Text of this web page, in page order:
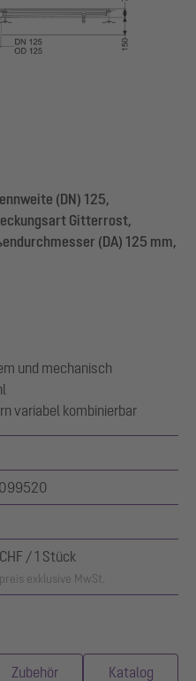
(DN) 125,
Gitterrost,
(DA) 125 mm,
und mechanisch
variabel kombinierbar
/ 1 Stück
exklusive MwSt.
Zubehör Katalog